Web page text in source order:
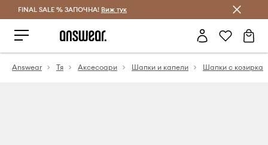
Спестявай с Answear Club
FINAL SALE % ЗАПОЧНА! Виж тук
Answear Тя Аксесоари Шапки и капели Шапки с козирка